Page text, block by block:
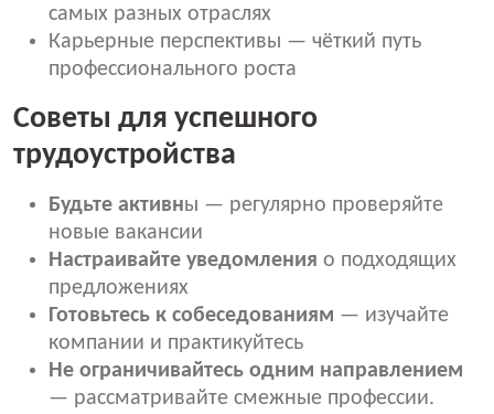
самых разных отраслях
Карьерные перспективы — чёткий путь
профессионального роста
Советы для успешного
трудоустройства
Будьте активны — регулярно проверяйте
новые вакансии
Настраивайте уведомления о подходящих
предложениях
Готовьтесь к собеседованиям — изучайте
компании и практикуйтесь
Не ограничивайтесь одним направлением
— рассматривайте смежные профессии.